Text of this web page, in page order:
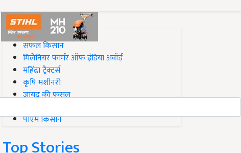
#Top on Krishi Jagran
सफल किसान
मिलेनियर फार्मर ऑफ इंडिया अवॉर्ड
महिंद्रा ट्रैक्टर्स
कृषि मशीनरी
जायद की फसल
पीएम किसान